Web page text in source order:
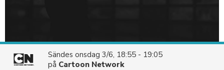
Sändes onsdag 3/6, 18:55 - 19:05
på Cartoon Network